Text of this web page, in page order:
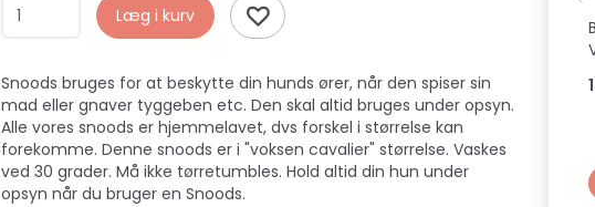
Læg i kurv
Snoods bruges for at beskytte din hunds ører, når den spiser sin
mad eller gnaver tyggeben etc. Den skal altid bruges under opsyn.
Alle vores snoods er hjemmelavet, dvs forskel i størrelse kan
forekomme. Denne snoods er i "voksen cavalier" størrelse. Vaskes
ved 30 grader. Må ikke tørretumbles. Hold altid din hun under
opsyn når du bruger en Snoods.